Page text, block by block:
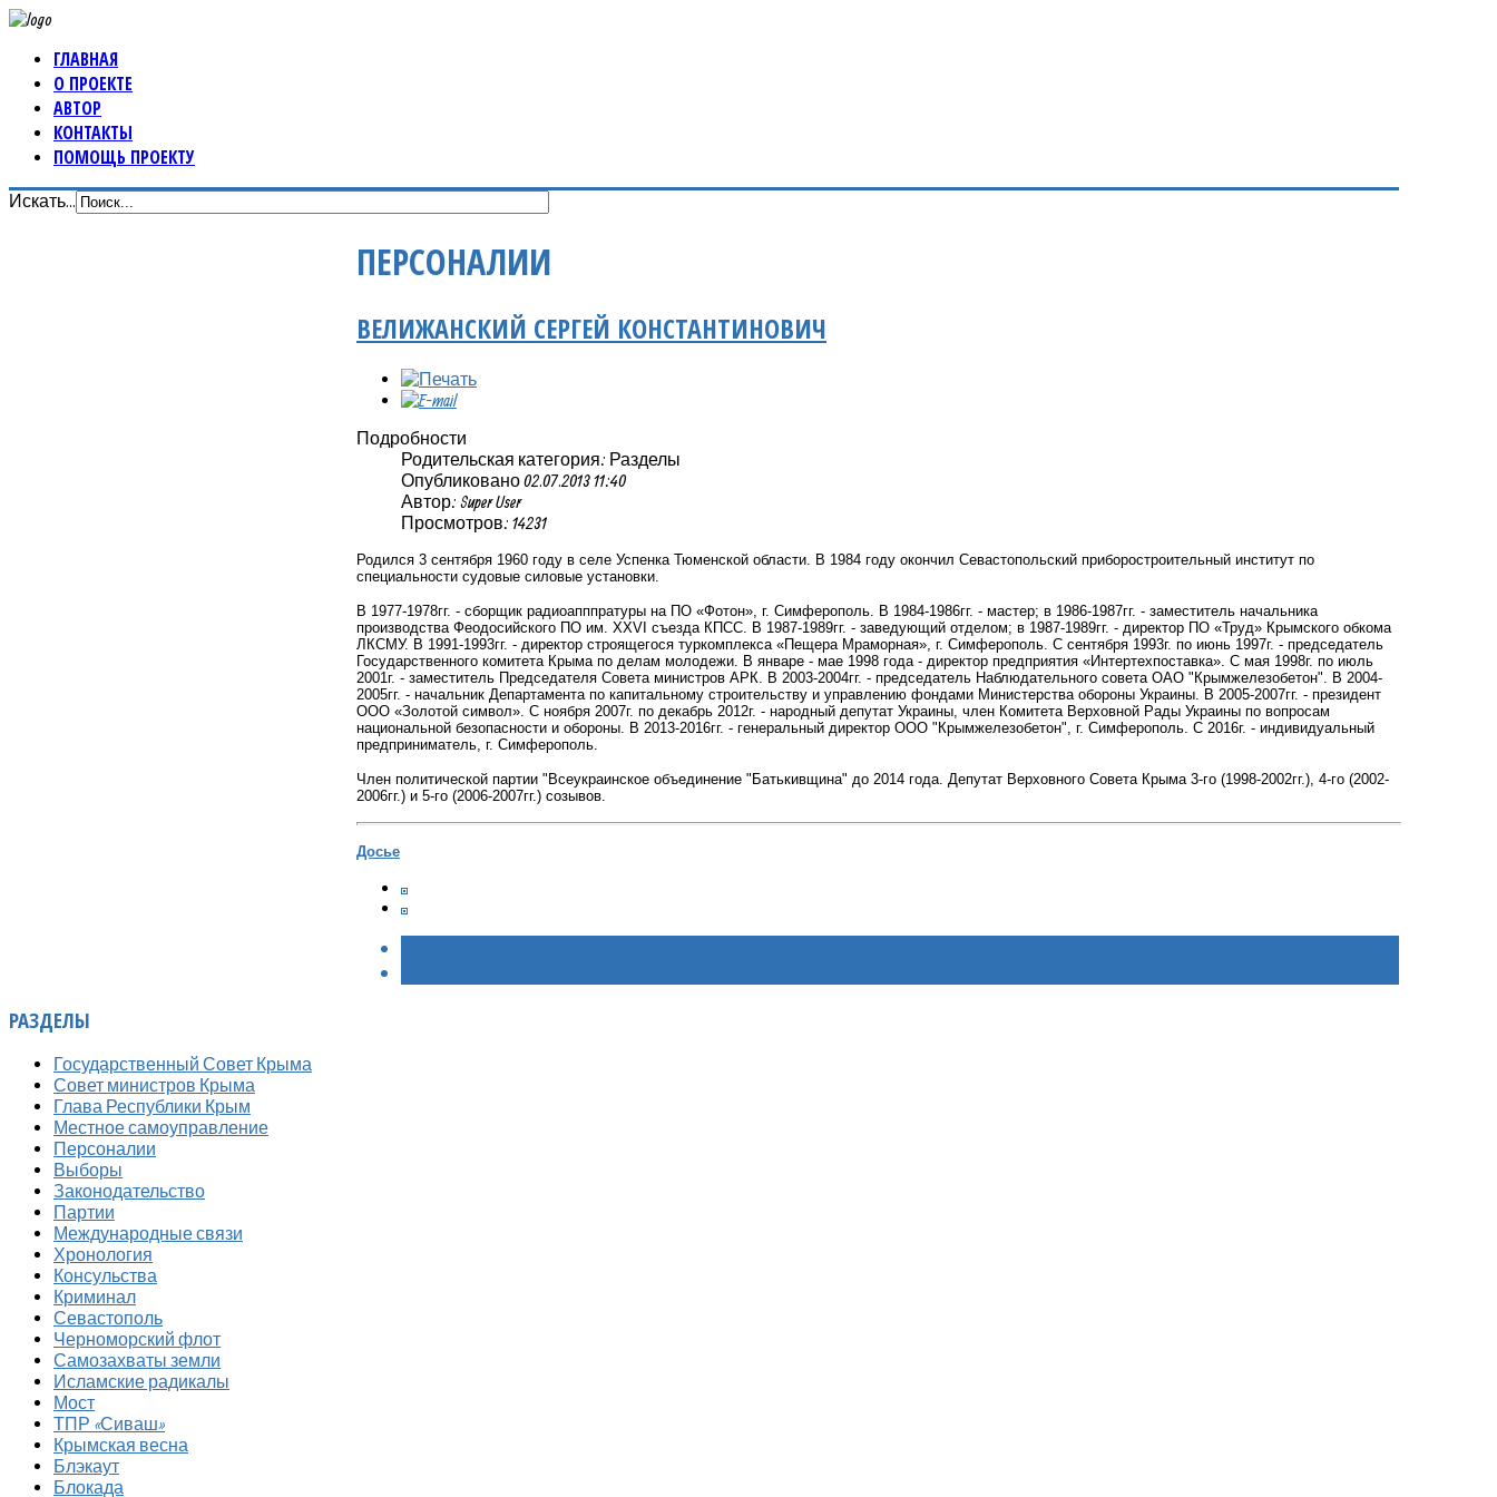
ГЛАВНАЯ
О ПРОЕКТЕ
АВТОР
КОНТАКТЫ
ПОМОЩЬ ПРОЕКТУ
Искать...
ПЕРСОНАЛИИ
ВЕЛИЖАНСКИЙ СЕРГЕЙ КОНСТАНТИНОВИЧ
Подробности
Родительская категория: Разделы
Опубликовано 02.07.2013 11:40
Автор: Super User
Просмотров: 14231
Родился 3 сентября 1960 году в селе Успенка Тюменской области. В 1984 году окончил Севастопольский приборостроительный институт по
специальности судовые силовые установки.
В 1977-1978гг. - сборщик радиоапппратуры на ПО «Фотон», г. Симферополь. В 1984-1986гг. - мастер; в 1986-1987гг. - заместитель начальника
производства Феодосийского ПО им. XXVI съезда КПСС. В 1987-1989гг. - заведующий отделом; в 1987-1989гг. - директор ПО «Труд» Крымского обкома
ЛКСМУ. В 1991-1993гг. - директор строящегося туркомплекса «Пещера Мраморная», г. Симферополь. С сентября 1993г. по июнь 1997г. - председатель
Государственного комитета Крыма по делам молодежи. В январе - мае 1998 года - директор предприятия «Интертехпоставка». С мая 1998г. по июль
2001г. - заместитель Председателя Совета министров АРК. В 2003-2004гг. - председатель Наблюдательного совета ОАО "Крымжелезобетон". В 2004-
2005гг. - начальник Департамента по капитальному строительству и управлению фондами Министерства обороны Украины. В 2005-2007гг. - президент
ООО «Золотой символ». С ноября 2007г. по декабрь 2012г. - народный депутат Украины, член Комитета Верховной Рады Украины по вопросам
национальной безопасности и обороны. В 2013-2016гг. - генеральный директор ООО "Крымжелезобетон", г. Симферополь. С 2016г. - индивидуальный
предприниматель, г. Симферополь.
Член политической партии "Всеукраинское объединение "Батькивщина" до 2014 года. Депутат Верховного Совета Крыма 3-го (1998-2002гг.), 4-го (2002-
2006гг.) и 5-го (2006-2007гг.) созывов.
Досье
РАЗДЕЛЫ
Государственный Совет Крыма
Совет министров Крыма
Глава Республики Крым
Местное самоуправление
Персоналии
Выборы
Законодательство
Партии
Международные связи
Хронология
Консульства
Криминал
Севастополь
Черноморский флот
Самозахваты земли
Исламские радикалы
Мост
ТПР «Сиваш»
Крымская весна
Блэкаут
Блокада